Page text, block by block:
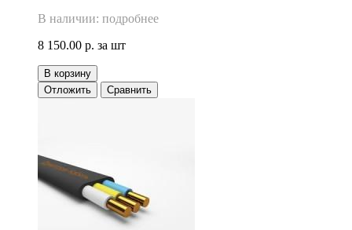
В наличии: подробнее
8 150.00 р. за шт
В корзину
Отложить
Сравнить